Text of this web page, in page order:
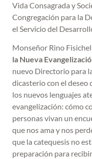
Vida Consagrada y
Congregación para la
el Servicio del
Monseñor Rino
la Nueva
nuevo Directorio para
dicasterio con el deseo
los nuevos lenguajes
evangelización: cómo
personas vivan un
que nos ama y nos
que la catequesis no
preparación para